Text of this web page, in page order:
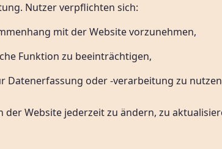
Nutzer verpflichten sich:
mit der Website vorzunehmen,
Funktion zu beeinträchtigen,
Datenerfassung oder -verarbeitung zu
Website jederzeit zu ändern, zu